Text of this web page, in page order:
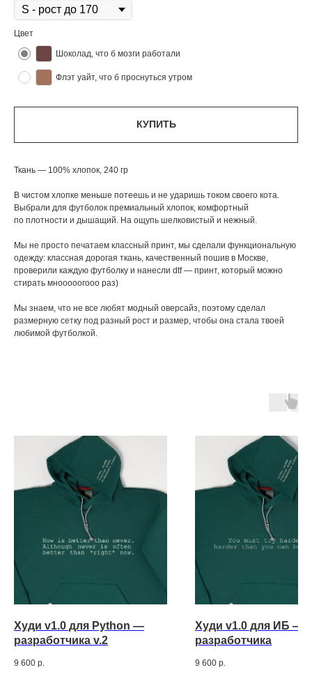
Цвет
Шоколад, что б мозги работали
Флэт уайт, что б проснуться утром
КУПИТЬ
Ткань — 100% хлопок, 240 гр
В чистом хлопке меньше потеешь и не ударишь током своего кота.
Выбрали для футболок премиальный хлопок, комфортный
по плотности и дышащий. На ощупь шелковистый и нежный.
Мы не просто печатаем классный принт, мы сделали функциональную
одежду: классная дорогая ткань, качественный пошив в Москве,
проверили каждую футболку и нанесли dtf — принт, который можно
стирать мнооооогооо раз)
Мы знаем, что не все любят модный оверсайз, поэтому сделал
размерную сетку под разный рост и размер, чтобы она стала твоей
любимой футболкой.
Худи v1.0 для Python —
разработчика v.2
9 600 р.
Худи v1.0 для ИБ —
разработчика
9 600 р.